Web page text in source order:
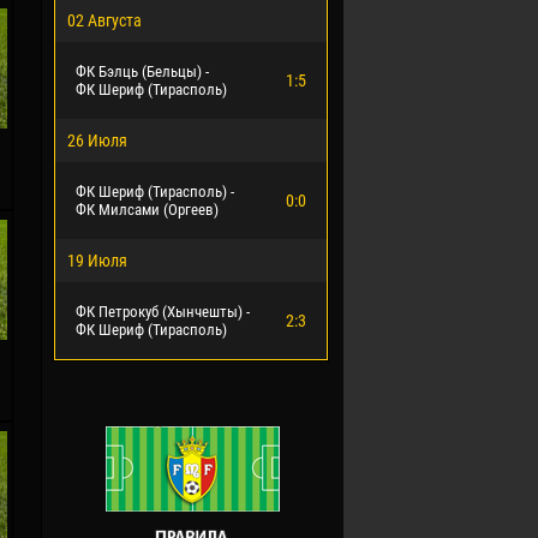
02 Августа
ФК Бэлць (Бельцы) -
ФК Шериф (Тирасполь)
1:5
26 Июля
ФК Шериф (Тирасполь) -
ФК Милсами (Оргеев)
0:0
19 Июля
ФК Петрокуб (Хынчешты) -
ФК Шериф (Тирасполь)
2:3